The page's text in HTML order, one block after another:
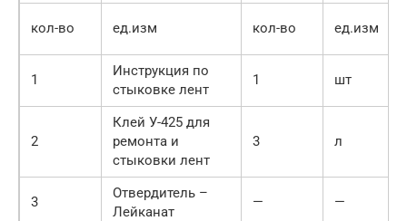
кол-во ед.изм кол-во ед.изм
1
Инструкция по
стыковке лент
1 шт
2
Клей У-425 для
ремонта и
стыковки лент
3 л
3
Отвердитель –
Лейканат
— —